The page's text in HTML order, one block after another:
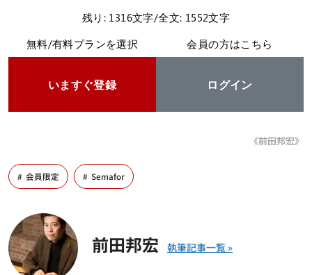
残り: 1316文字/全文: 1552文字
無料/有料プランを選択
いますぐ登録
会員の方はこちら
ログイン
《前田邦宏》
会員限定 Semafor
前田邦宏